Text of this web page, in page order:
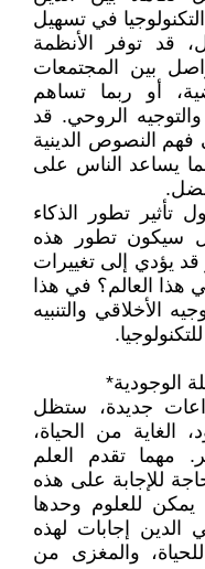
في تسهيل
قد توفر الأنظمة
بين المجتمعات
أو ربما تساهم
الروحي. قد
فهم النصوص الدينية
يساعد الناس على
تأثير تطور الذكاء
هل سيكون تطور هذه
قد يؤدي إلى تغييرات
العالم؟ في هذا
الأخلاقي والتنبيه
جديدة، ستظل
الغاية من الحياة،
مهما تقدم العلم
للإجابة على هذه
يمكن للعلوم وحدها
الدين إجابات لهذه
للحياة، والمغزى من